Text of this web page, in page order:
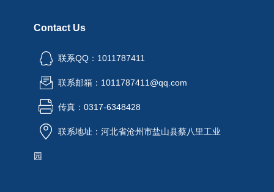
Contact Us
联系QQ：1011787411
联系邮箱：1011787411@qq.com
传真：0317-6348428
联系地址：河北省沧州市盐山县蔡八里工业
园